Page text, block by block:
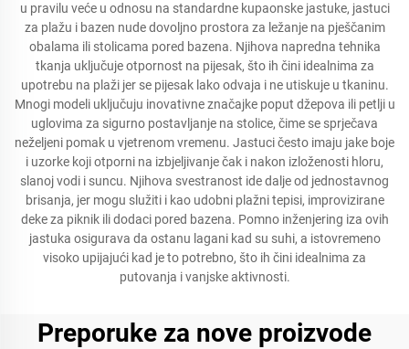
u pravilu veće u odnosu na standardne kupaonske jastuke, jastuci
za plažu i bazen nude dovoljno prostora za ležanje na pješčanim
obalama ili stolicama pored bazena. Njihova napredna tehnika
tkanja uključuje otpornost na pijesak, što ih čini idealnima za
upotrebu na plaži jer se pijesak lako odvaja i ne utiskuje u tkaninu.
Mnogi modeli uključuju inovativne značajke poput džepova ili petlji u
uglovima za sigurno postavljanje na stolice, čime se sprječava
neželjeni pomak u vjetrenom vremenu. Jastuci često imaju jake boje
i uzorke koji otporni na izbjeljivanje čak i nakon izloženosti hloru,
slanoj vodi i suncu. Njihova svestranost ide dalje od jednostavnog
brisanja, jer mogu služiti i kao udobni plažni tepisi, improvizirane
deke za piknik ili dodaci pored bazena. Pomno inženjering iza ovih
jastuka osigurava da ostanu lagani kad su suhi, a istovremeno
visoko upijajući kad je to potrebno, što ih čini idealnima za
putovanja i vanjske aktivnosti.
Preporuke za nove proizvode